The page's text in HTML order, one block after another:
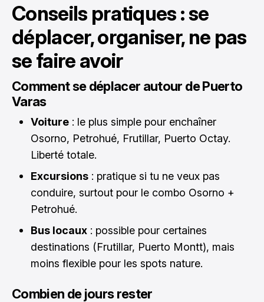
Conseils pratiques : se
déplacer, organiser, ne pas
se faire avoir
Comment se déplacer autour de Puerto
Varas
Voiture : le plus simple pour enchaîner
Osorno, Petrohué, Frutillar, Puerto Octay.
Liberté totale.
Excursions : pratique si tu ne veux pas
conduire, surtout pour le combo Osorno +
Petrohué.
Bus locaux : possible pour certaines
destinations (Frutillar, Puerto Montt), mais
moins flexible pour les spots nature.
Combien de jours rester